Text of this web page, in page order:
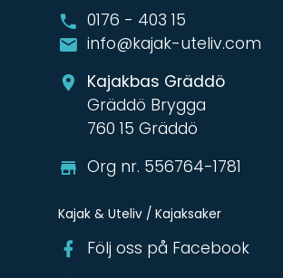
0176 - 403 15
info@kajak-uteliv.com
Kajakbas Gräddö
Gräddö Brygga
760 15 Gräddö
Org nr. 556764-1781
Kajak & Uteliv / Kajaksaker
Följ oss på Facebook